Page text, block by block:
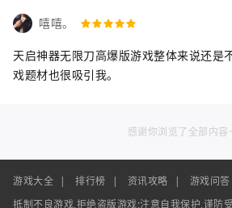
嘻嘻。
天启神器无限刀高爆版游戏整体来说还是
戏题材也很吸引我。
感谢你浏览了全部内容
游戏大全 | 排行榜 | 资讯攻略 |
游戏问答
抵制不良游戏,拒绝盗版游戏;注意自我保护,谨防